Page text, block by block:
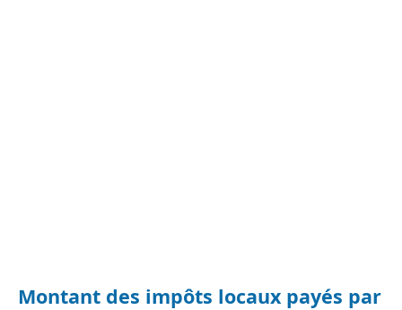
Montant des impôts locaux payés par